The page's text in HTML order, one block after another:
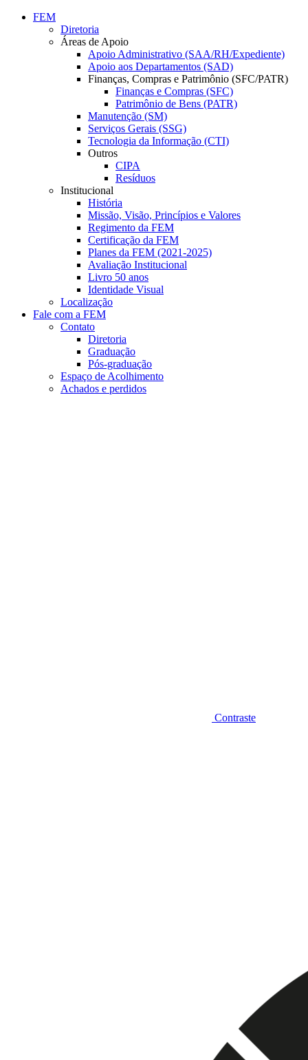
Conteúdo principal
FEM
Diretoria
Áreas de Apoio
Apoio Administrativo (SAA/RH/Expediente)
Apoio aos Departamentos (SAD)
Finanças, Compras e Patrimônio (SFC/PATR)
Finanças e Compras (SFC)
Patrimônio de Bens (PATR)
Manutenção (SM)
Serviços Gerais (SSG)
Tecnologia da Informação (CTI)
Outros
CIPA
Resíduos
Institucional
História
Missão, Visão, Princípios e Valores
Regimento da FEM
Certificação da FEM
Planes da FEM (2021-2025)
Avaliação Institucional
Livro 50 anos
Identidade Visual
Localização
Fale com a FEM
Contato
Diretoria
Graduação
Pós-graduação
Espaço de Acolhimento
Achados e perdidos
Contraste